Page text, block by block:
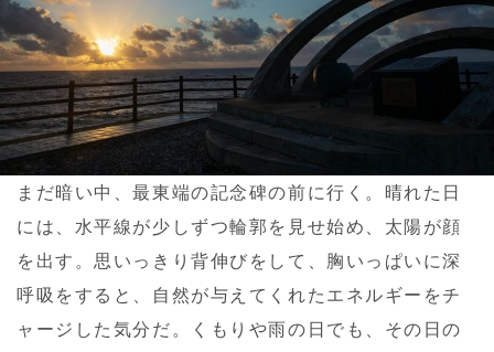
まだ暗い中、最東端の記念碑の前に行く。晴れた日
には、水平線が少しずつ輪郭を見せ始め、太陽が顔
を出す。思いっきり背伸びをして、胸いっぱいに深
呼吸をすると、自然が与えてくれたエネルギーをチ
ャージした気分だ。くもりや雨の日でも、その日の